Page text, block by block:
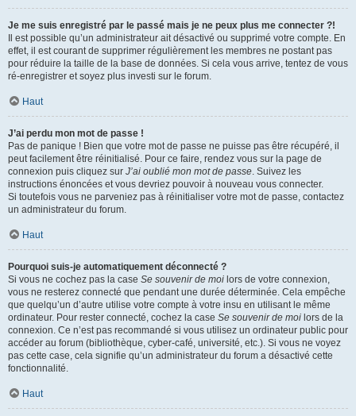
Je me suis enregistré par le passé mais je ne peux plus me connecter ?!
Il est possible qu’un administrateur ait désactivé ou supprimé votre compte. En
effet, il est courant de supprimer régulièrement les membres ne postant pas
pour réduire la taille de la base de données. Si cela vous arrive, tentez de vous
ré-enregistrer et soyez plus investi sur le forum.
Haut
J’ai perdu mon mot de passe !
Pas de panique ! Bien que votre mot de passe ne puisse pas être récupéré, il
peut facilement être réinitialisé. Pour ce faire, rendez vous sur la page de
connexion puis cliquez sur J’ai oublié mon mot de passe. Suivez les
instructions énoncées et vous devriez pouvoir à nouveau vous connecter.
Si toutefois vous ne parveniez pas à réinitialiser votre mot de passe, contactez
un administrateur du forum.
Haut
Pourquoi suis-je automatiquement déconnecté ?
Si vous ne cochez pas la case Se souvenir de moi lors de votre connexion,
vous ne resterez connecté que pendant une durée déterminée. Cela empêche
que quelqu’un d’autre utilise votre compte à votre insu en utilisant le même
ordinateur. Pour rester connecté, cochez la case Se souvenir de moi lors de la
connexion. Ce n’est pas recommandé si vous utilisez un ordinateur public pour
accéder au forum (bibliothèque, cyber-café, université, etc.). Si vous ne voyez
pas cette case, cela signifie qu’un administrateur du forum a désactivé cette
fonctionnalité.
Haut